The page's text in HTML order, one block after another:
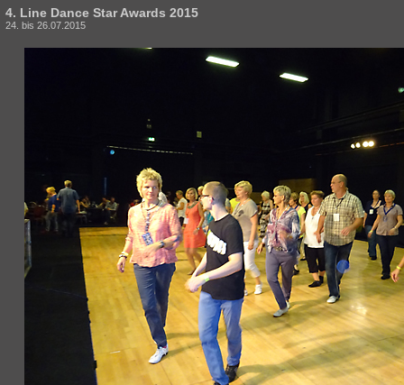
4. Line Dance Star Awards 2015
24. bis 26.07.2015